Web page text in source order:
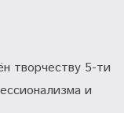
творчеству 5-ти
и